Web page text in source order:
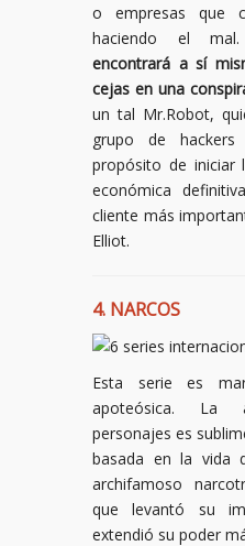
o empresas que
haciendo el
encontrará a sí
cejas en una
un tal Mr.Robot,
grupo de
propósito de iniciar
económica
cliente más
Elliot.
4. NARCOS
Esta serie es
apoteósica. La
personajes es
basada en la vida
archifamoso
que levantó su
extendió su poder